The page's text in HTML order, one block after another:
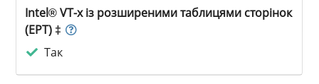
Intel® VT-x із розширеними таблицями сторінок
(EPT) ‡
Так